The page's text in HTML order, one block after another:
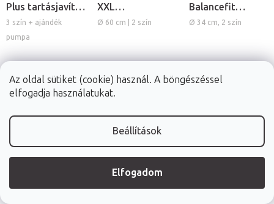
Az oldal sütiket (cookie) használ. A böngészéssel
elfogadja használatukat.
Beállítások
Elfogadom
Plus tartásjavító
dinamikus
ülőpárna
3 szín + ajándék
pumpa
15 630 Ft
RÉSZLET
XXL
egyensúlyozó
Ø 60 cm | 2 szín
23 590 Ft
kiszállítás)
RÉSZLET
Balancefit
kétoldali tüskés
Ø 34 cm, 2 szín
RÉSZLET